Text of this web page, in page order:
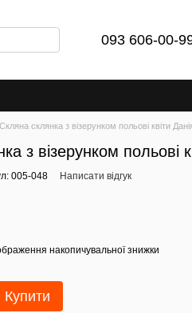
093 606-00-
Скляна склянка з візерунком польові квіти
з візерунком польові
005-048 Написати відгук
накопичувальної знижки
Купити